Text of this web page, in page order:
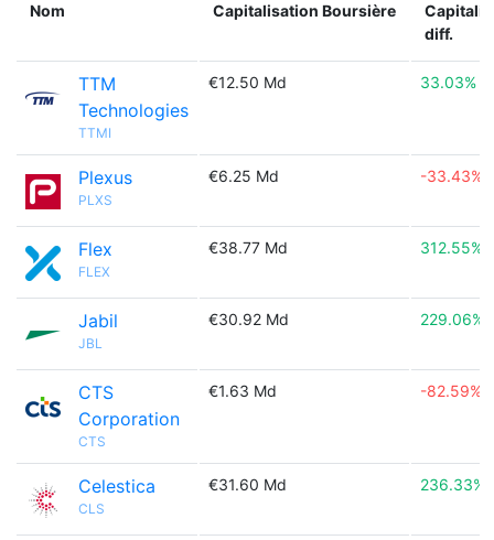
Nom Capitalisation Boursière
diff.
TTM
Technologies
TTMI
€12.50 Md 33.03%
Plexus
PLXS
€6.25 Md -33.43%
Flex
FLEX
€38.77 Md 312.55%
Jabil
JBL
€30.92 Md 229.06%
CTS
Corporation
CTS
€1.63 Md -82.59%
Celestica
CLS
€31.60 Md 236.33%